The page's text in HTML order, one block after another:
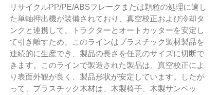
リサイクルPP/PE/ABSフレークまたは顆粒の処理に適し
た単軸押出機が装備されており、真空校正および冷却タ
ンクと連携して、トラクターとオートカッターを安定し
て引き離すため、このラインはプラスチック製材製品を
連続的に生産でき、製品の長さを任意のサイズに切断で
きます。このラインで製造された製品は、真空校正によ
り表面外観が良く、製品形状が安定しています。したが
って、プラスチック木材は、木製椅子、木製サンベッ